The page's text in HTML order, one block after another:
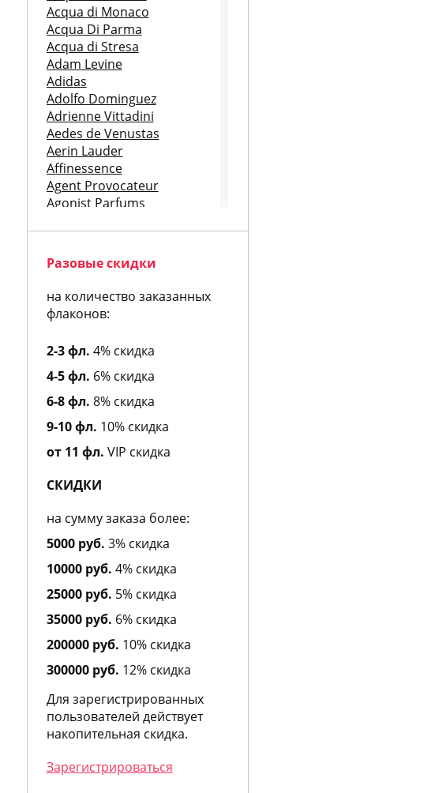
Acqua di Monaco
Acqua Di Parma
Acqua di Stresa
Adam Levine
Adidas
Adolfo Dominguez
Adrienne Vittadini
Aedes de Venustas
Aerin Lauder
Affinessence
Agent Provocateur
Agonist Parfums
Ajmal
Al Hamatt
Al Jazeera
Alain Delon
Albert Nipon
Alberta Feretti
Alessandro Dell Acqua
Alexa Lixfeld
Alexander McQueen
Alexandre J
Alfred Dunhill
Alfred Sung
Alviero Martini
Alyson Oldoini
Amouage
Amzan
Andre d`Archer
Andrea Maack
Andree Putman
Andy Roddick
Angel Schlesser
Angry Birds
Anna Sui
Anne Fontaine
Annick Goutal
Antonia`s Flowers
Antonio Banderas
Antonio Fusco
Разовые скидки
на количество заказанных
флаконов:
2-3 фл. 4% скидка
4-5 фл. 6% скидка
6-8 фл. 8% скидка
9-10 фл. 10% скидка
от 11 фл. VIP скидка
СКИДКИ
на сумму заказа более:
5000 руб. 3% скидка
10000 руб. 4% скидка
25000 руб. 5% скидка
35000 руб. 6% скидка
200000 руб. 10% скидка
300000 руб. 12% скидка
Для зарегистрированных
пользователей действует
накопительная скидка.
Зарегистрироваться